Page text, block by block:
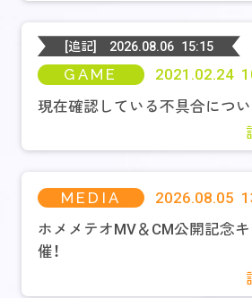
[追記] 2026.08.06 15:15
GAME
2021.02.24
現在確認している不具合につい
MEDIA
2026.08.05
ホメメテオMV＆CM公開記念
催！